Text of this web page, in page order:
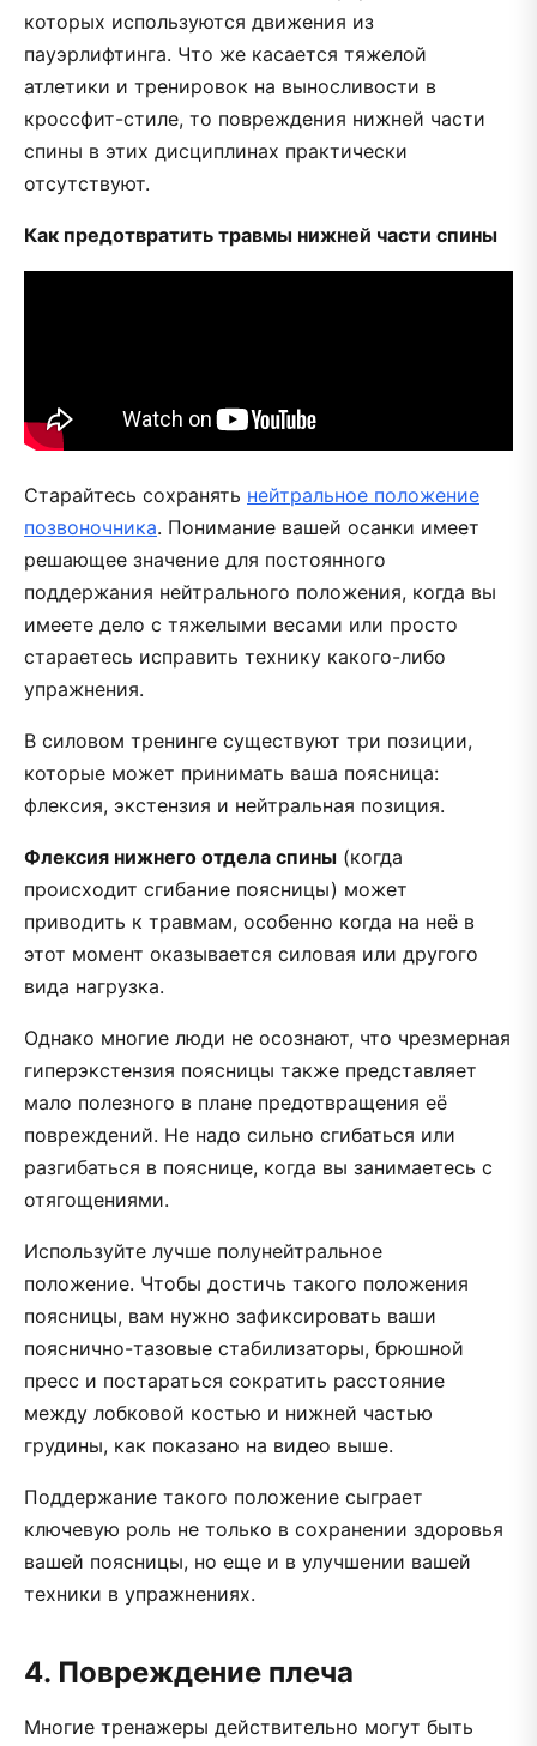
которых используются движения из
пауэрлифтинга. Что же касается тяжелой
атлетики и тренировок на выносливости в
кроссфит-стиле, то повреждения нижней части
спины в этих дисциплинах практически
отсутствуют.
Как предотвратить травмы нижней части спины
Старайтесь сохранять нейтральное положение
позвоночника. Понимание вашей осанки имеет
решающее значение для постоянного
поддержания нейтрального положения, когда вы
имеете дело с тяжелыми весами или просто
стараетесь исправить технику какого-либо
упражнения.
В силовом тренинге существуют три позиции,
которые может принимать ваша поясница:
флексия, экстензия и нейтральная позиция.
Флексия нижнего отдела спины (когда
происходит сгибание поясницы) может
приводить к травмам, особенно когда на неё в
этот момент оказывается силовая или другого
вида нагрузка.
Однако многие люди не осознают, что чрезмерная
гиперэкстензия поясницы также представляет
мало полезного в плане предотвращения её
повреждений. Не надо сильно сгибаться или
разгибаться в пояснице, когда вы занимаетесь с
отягощениями.
Используйте лучше полунейтральное
положение. Чтобы достичь такого положения
поясницы, вам нужно зафиксировать ваши
пояснично-тазовые стабилизаторы, брюшной
пресс и постараться сократить расстояние
между лобковой костью и нижней частью
грудины, как показано на видео выше.
Поддержание такого положение сыграет
ключевую роль не только в сохранении здоровья
вашей поясницы, но еще и в улучшении вашей
техники в упражнениях.
4. Повреждение плеча
Многие тренажеры действительно могут быть